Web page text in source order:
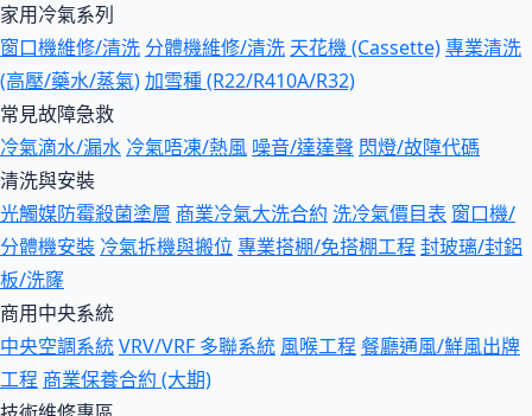
家用冷氣系列
窗口機維修/清洗 分體機維修/清洗 天花機 (Cassette)專業清洗
(高壓/藥水/蒸氣)加雪種 (R22/R410A/R32)
常見故障急救
冷氣滴水/漏水 冷氣唔凍/熱風 噪音/達達聲 閃燈/故障代碼
清洗與安裝
光觸媒防霉殺菌塗層 商業冷氣大洗合約 洗冷氣價目表 窗口機/
分體機安裝 冷氣拆機與搬位 專業搭棚/免搭棚工程 封玻璃/封鋁
板/洗窿
商用中央系統
中央空調系統VRV/VRF 多聯系統 風喉工程 餐廳通風/鮮風出牌
工程 商業保養合約 (大期)